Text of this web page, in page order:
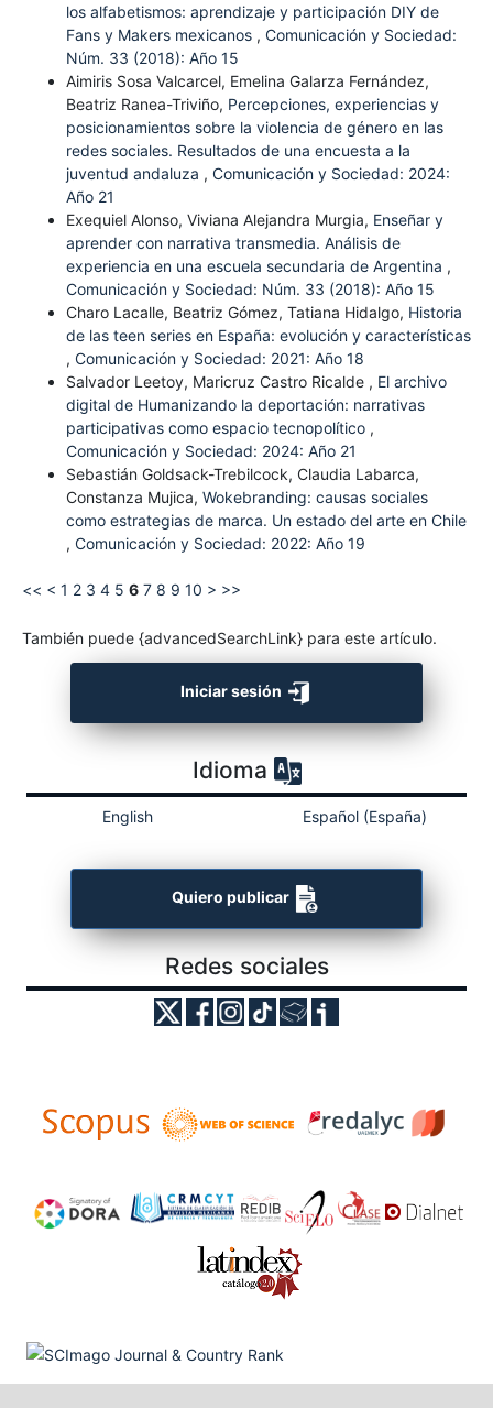
los alfabetismos: aprendizaje y participación DIY de
Fans y Makers mexicanos , Comunicación y Sociedad:
Núm. 33 (2018): Año 15
Aimiris Sosa Valcarcel, Emelina Galarza Fernández,
Beatriz Ranea-Triviño, Percepciones, experiencias y
posicionamientos sobre la violencia de género en las
redes sociales. Resultados de una encuesta a la
juventud andaluza , Comunicación y Sociedad: 2024:
Año 21
Exequiel Alonso, Viviana Alejandra Murgia, Enseñar y
aprender con narrativa transmedia. Análisis de
experiencia en una escuela secundaria de Argentina ,
Comunicación y Sociedad: Núm. 33 (2018): Año 15
Charo Lacalle, Beatriz Gómez, Tatiana Hidalgo, Historia
de las teen series en España: evolución y características
, Comunicación y Sociedad: 2021: Año 18
Salvador Leetoy, Maricruz Castro Ricalde , El archivo
digital de Humanizando la deportación: narrativas
participativas como espacio tecnopolítico ,
Comunicación y Sociedad: 2024: Año 21
Sebastián Goldsack-Trebilcock, Claudia Labarca,
Constanza Mujica, Wokebranding: causas sociales
como estrategias de marca. Un estado del arte en Chile
, Comunicación y Sociedad: 2022: Año 19
<< < 1 2 3 4 5 6 7 8 9 10 > >>
También puede {advancedSearchLink} para este artículo.
Iniciar sesión
Idioma
English Español (España)
Quiero publicar
Redes sociales